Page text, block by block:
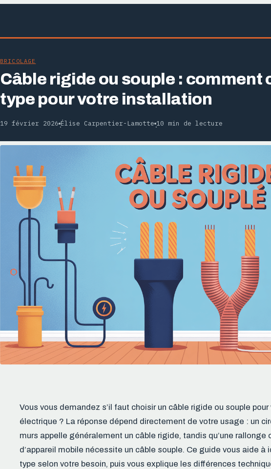
BRICOLAGE
Câble rigide ou souple : comment
type pour votre installation
19 février 2026·Élise Carpentier-Lamotte·10 min de lecture
Vous vous demandez s’il faut choisir un câble rigide ou souple
électrique ? La réponse dépend directement de votre usage : un
murs appelle généralement un câble rigide, tandis qu’une rallonge
d’appareil mobile nécessite un câble souple. Ce guide vous aide à
type selon votre besoin, puis vous explique les différences